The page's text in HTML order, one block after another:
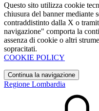
Questo sito utilizza cookie
chiusura del banner mediante
contraddistinto dalla X o
navigazione" comporta la
assenza di cookie o altri
sopracitati.
COOKIE POLICY
Continua la navigazione
Regione Lombardia